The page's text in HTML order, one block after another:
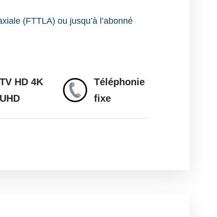
(FTTLA) ou jusqu’à l’abonné
TV HD 4K
UHD
Téléphonie
fixe